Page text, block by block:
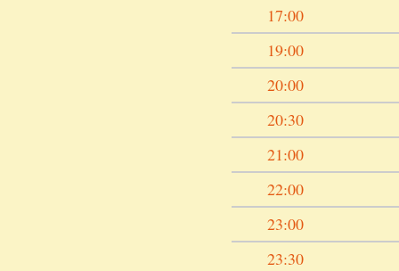
17:00
19:00
20:00
20:30
21:00
22:00
23:00
23:30